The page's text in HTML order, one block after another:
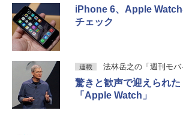
iPhone 6、Apple
チェック
連載 法林岳之の「週刊モバ
驚きと歓声で迎えられた
「Apple Watch」